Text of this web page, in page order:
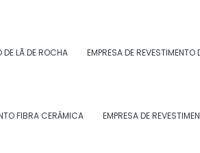
DE LÃ DE ROCHA EMPRESA DE REVESTIMENTO
FIBRA CERÂMICA EMPRESA DE